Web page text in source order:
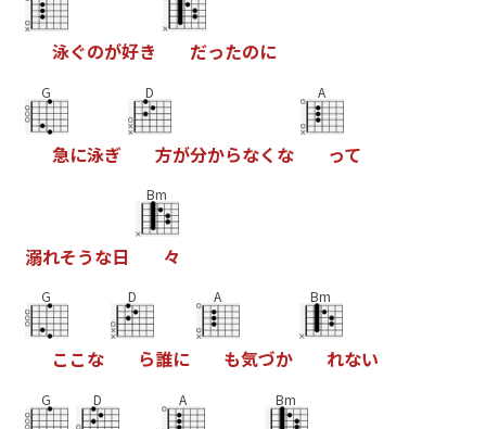
泳ぐのが好き だったのに
G
急に泳ぎ
D
方が分からなく な
A
って
溺れそうな日
Bm
々
G
こ こな
D
ら誰に
A
も気づか
Bm
れない
G D A Bm